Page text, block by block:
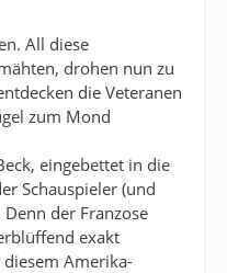
All diese
drohen nun zu
die Veteranen
zum Mond
eingebettet in die
Schauspieler (und
der Franzose
exakt
Amerika-